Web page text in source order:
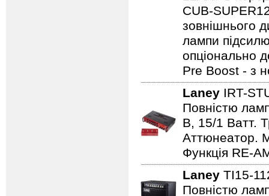
CUB-
зовнішнього
лампи
опціонально
Pre Boost - з
Laney IRT-
Повністю
B, 15/1 Ватт.
Аттюнеатор.
Функція RE-
Laney TI15-
Повністю